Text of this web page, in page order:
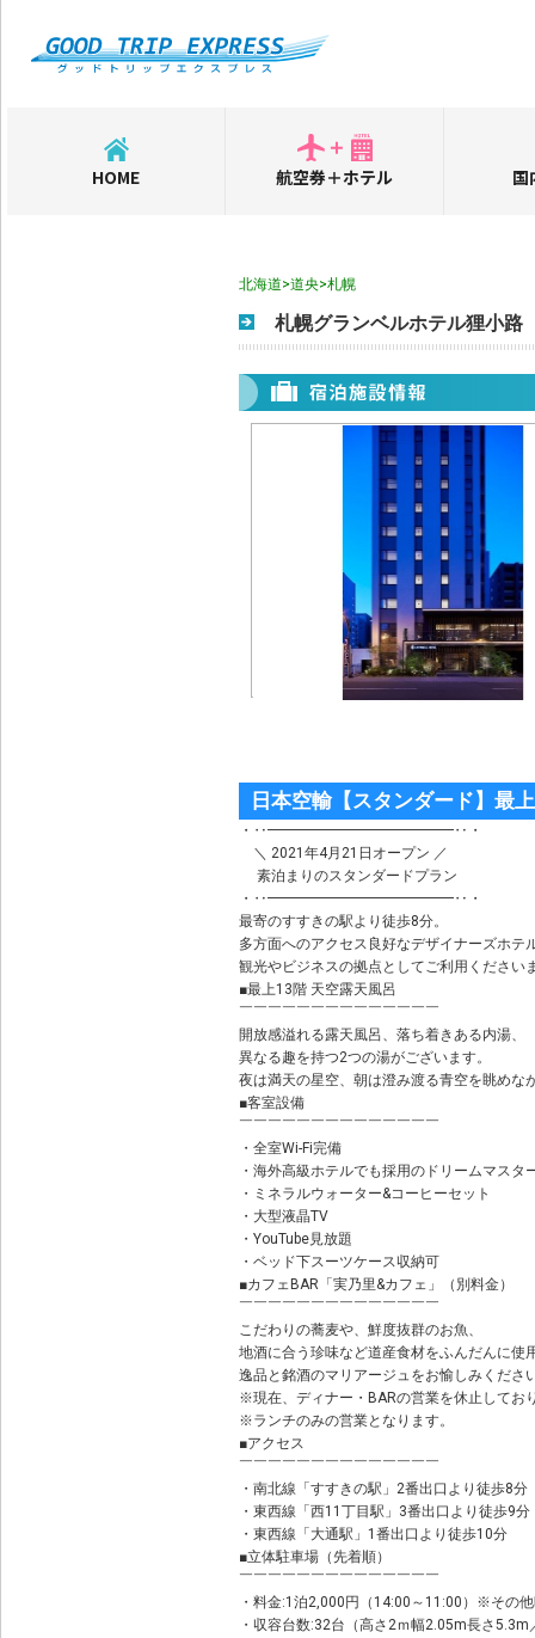
HOME 航空券＋ホテル 国
北海道>道央>札幌
札幌グランベルホテル狸小路
日本空輸【スタンダード】最
・‥━━━━━━━━━━━━━‥・
＼ 2021年4月21日オープン ／
素泊まりのスタンダードプラン
・‥━━━━━━━━━━━━━‥・
最寄のすすきの駅より徒歩8分。
多方面へのアクセス良好なデザイナーズホテ
観光やビジネスの拠点としてご利用ください
■最上13階 天空露天風呂
￣￣￣￣￣￣￣￣￣￣￣￣￣￣
開放感溢れる露天風呂、落ち着きある内湯、
異なる趣を持つ2つの湯がございます。
夜は満天の星空、朝は澄み渡る青空を眺めな
■客室設備
￣￣￣￣￣￣￣￣￣￣￣￣￣￣
・全室Wi-Fi完備
・海外高級ホテルでも採用のドリームマスタ
・ミネラルウォーター&コーヒーセット
・大型液晶TV
・YouTube見放題
・ベッド下スーツケース収納可
■カフェBAR「実乃里&カフェ」（別料金）
￣￣￣￣￣￣￣￣￣￣￣￣￣￣
こだわりの蕎麦や、鮮度抜群のお魚、
地酒に合う珍味など道産食材をふんだんに使
逸品と銘酒のマリアージュをお愉しみくださ
※現在、ディナー・BARの営業を休止してお
※ランチのみの営業となります。
■アクセス
￣￣￣￣￣￣￣￣￣￣￣￣￣￣
・南北線「すすきの駅」2番出口より徒歩8分
・東西線「西11丁目駅」3番出口より徒歩9分
・東西線「大通駅」1番出口より徒歩10分
■立体駐車場（先着順）
￣￣￣￣￣￣￣￣￣￣￣￣￣￣
・料金:1泊2,000円（14:00～11:00）※その
・収容台数:32台（高さ2ｍ幅2.05m長さ